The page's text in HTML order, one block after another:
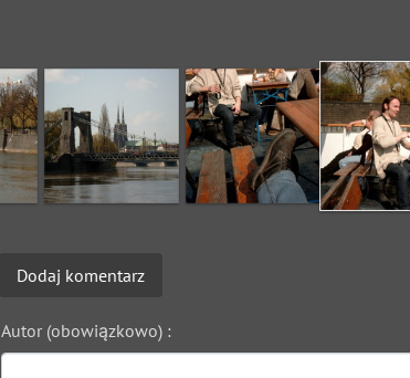
Dodaj komentarz
Autor (obowiązkowo) :